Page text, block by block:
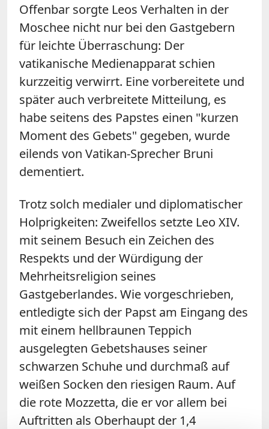
Offenbar sorgte Leos Verhalten in der
Moschee nicht nur bei den Gastgebern
für leichte Überraschung: Der
vatikanische Medienapparat schien
kurzzeitig verwirrt. Eine vorbereitete und
später auch verbreitete Mitteilung, es
habe seitens des Papstes einen "kurzen
Moment des Gebets" gegeben, wurde
eilends von Vatikan-Sprecher Bruni
dementiert.
Trotz solch medialer und diplomatischer
Holprigkeiten: Zweifellos setzte Leo XIV.
mit seinem Besuch ein Zeichen des
Respekts und der Würdigung der
Mehrheitsreligion seines
Gastgeberlandes. Wie vorgeschrieben,
entledigte sich der Papst am Eingang des
mit einem hellbraunen Teppich
ausgelegten Gebetshauses seiner
schwarzen Schuhe und durchmaß auf
weißen Socken den riesigen Raum. Auf
die rote Mozzetta, die er vor allem bei
Auftritten als Oberhaupt der 1,4